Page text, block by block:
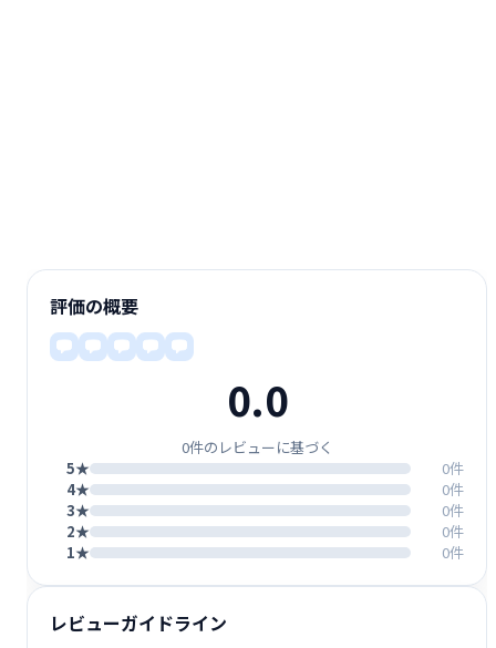
評価の概要
0.0
0件のレビューに基づく
5★
0件
4★
0件
3★
0件
2★
0件
1★
0件
レビューガイドライン